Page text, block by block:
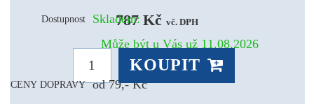
Dostupnost
Skladem:
Může být u Vás už 11.08.2026
CENY DOPRAVY od 79,- Kč
787 Kč vč. DPH
KOUPIT